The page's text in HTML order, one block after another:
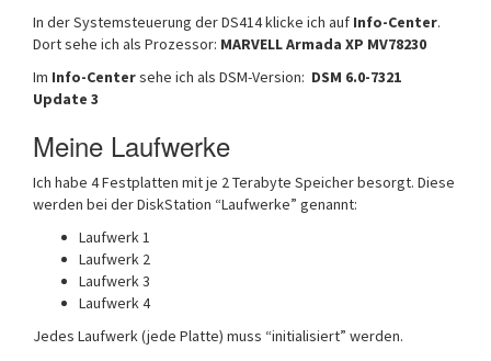
In der Systemsteuerung der DS414 klicke ich auf Info-Center.
Dort sehe ich als Prozessor: MARVELL Armada XP MV78230
Im Info-Centersehe ich als DSM-Version: DSM 6.0-7321
Update 3
Meine Laufwerke
Ich habe 4 Festplatten mit je 2 Terabyte Speicher besorgt. Diese
werden bei der DiskStation “Laufwerke” genannt:
Laufwerk 1
Laufwerk 2
Laufwerk 3
Laufwerk 4
Jedes Laufwerk (jede Platte) muss “initialisiert” werden.